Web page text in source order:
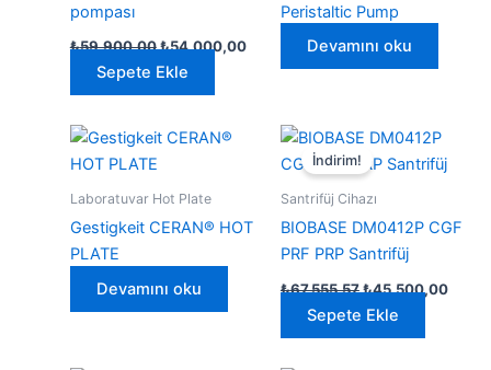
pompası
₺59.900,00 Orijinal
₺59.900,00.
₺54.000,00Şu
Sepete Ekle
Peristaltic Pump
Devamını oku
Laboratuvar Hot Plate
Gestigkeit CERAN® HOT
PLATE
Devamını oku
İndirim!
Santrifüj Cihazı
BIOBASE DM0412P CGF
PRF PRP Santrifüj
₺67.555,57Orijinal
₺67.555,57.
₺45.500,00Şu
Sepete Ekle